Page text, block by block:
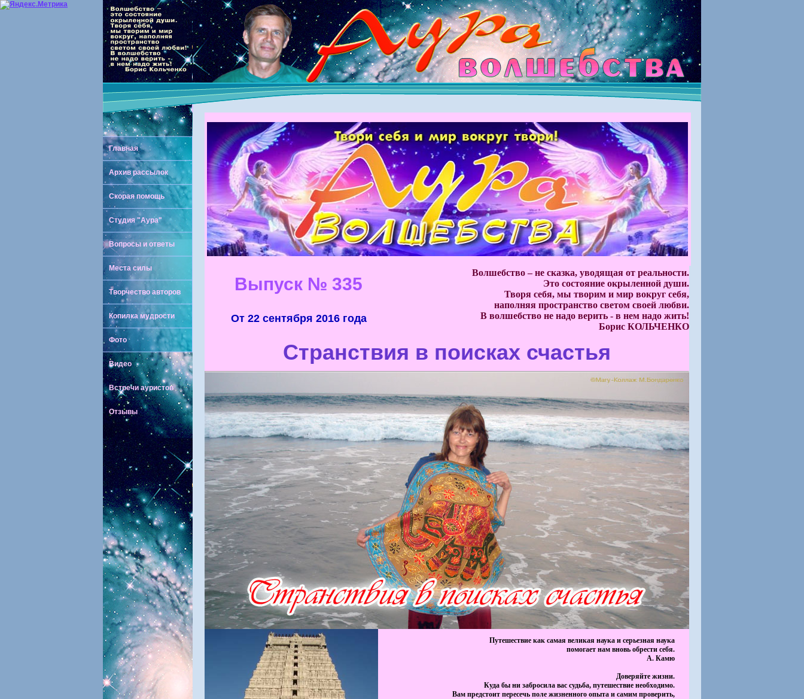
Главная
Архив рассылок
Скорая помощь
Студия "Аура"
Вопросы и ответы
Места силы
Творчество авторов
Копилка мудрости
Фото
Видео
Встречи ауристов
Отзывы
Выпуск № 335
От 22 сентября 2016 года
Волшебство – не сказка, уводящая от реальности.
Это состояние окрыленной души.
Творя себя, мы творим и мир вокруг себя,
наполняя пространство светом своей любви.
В волшебство не надо верить - в нем надо жить!
Борис КОЛЬЧЕНКО
Странствия в поисках счастья
Путешествие как самая великая наука и серьезная наука
помогает нам вновь обрести себя.
А. Камю
Доверяйте жизни.
Куда бы ни забросила вас судьба, путешествие необходимо.
Вам предстоит пересечь поле жизненного опыта и самим проверить,